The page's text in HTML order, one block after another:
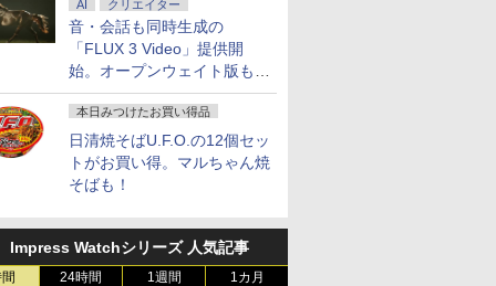
AI クリエイター
音・会話も同時生成の
「FLUX 3 Video」提供開
始。オープンウェイト版も計
画
本日みつけたお買い得品
日清焼そばU.F.O.の12個セッ
トがお買い得。マルちゃん焼
そばも！
Impress Watchシリーズ 人気記事
24時間 1週間 1カ月